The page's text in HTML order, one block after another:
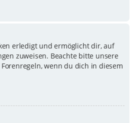
erledigt und ermöglicht dir, auf
zuweisen. Beachte bitte unsere
wenn du dich in diesem